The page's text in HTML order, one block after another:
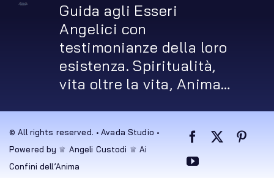
Guida agli Esseri
Angelici con
testimonianze della loro
esistenza. Spiritualità,
vita oltre la vita, Anima…
© All rights reserved. • Avada Studio •
Powered by ♕ Angeli Custodi ♕ Ai
Confini dell’Anima